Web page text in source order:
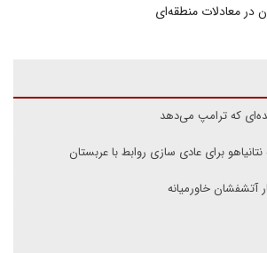
در معادلات منطقه‌ای
که ترامپ می‌دهد
برای عادی سازی روابط با عربستان
آتشفشان خاورمیانه